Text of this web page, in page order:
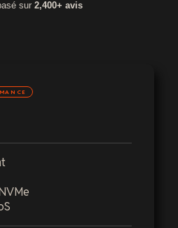
sur 2,400+ avis